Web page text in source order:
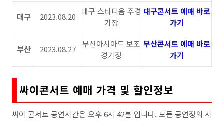
대구 2023.08.20
대구 스타디움 주경
기장
대구콘서트 예매 바로
가기
부산 2023.08.27
부산아시아드 보조
경기장
부산콘서트 예매 바로
가기
싸이콘서트 예매 가격 및 할인정보
싸이 콘서트 공연시간은 오후 6시 42분 입니다. 모든 공연장의 시